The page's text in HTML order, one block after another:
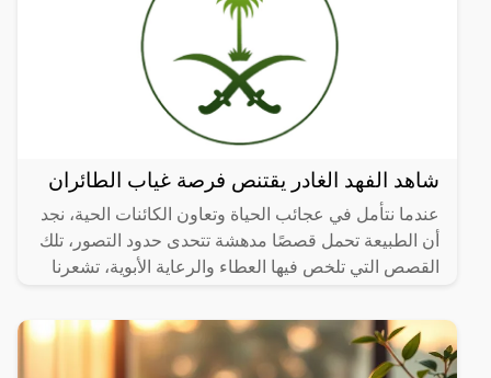
شاهد الفهد الغادر يقتنص فرصة غياب الطائران
عندما نتأمل في عجائب الحياة وتعاون الكائنات الحية، نجد
أن الطبيعة تحمل قصصًا مدهشة تتحدى حدود التصور، تلك
القصص التي تلخص فيها العطاء والرعاية الأبوية، تشعرنا